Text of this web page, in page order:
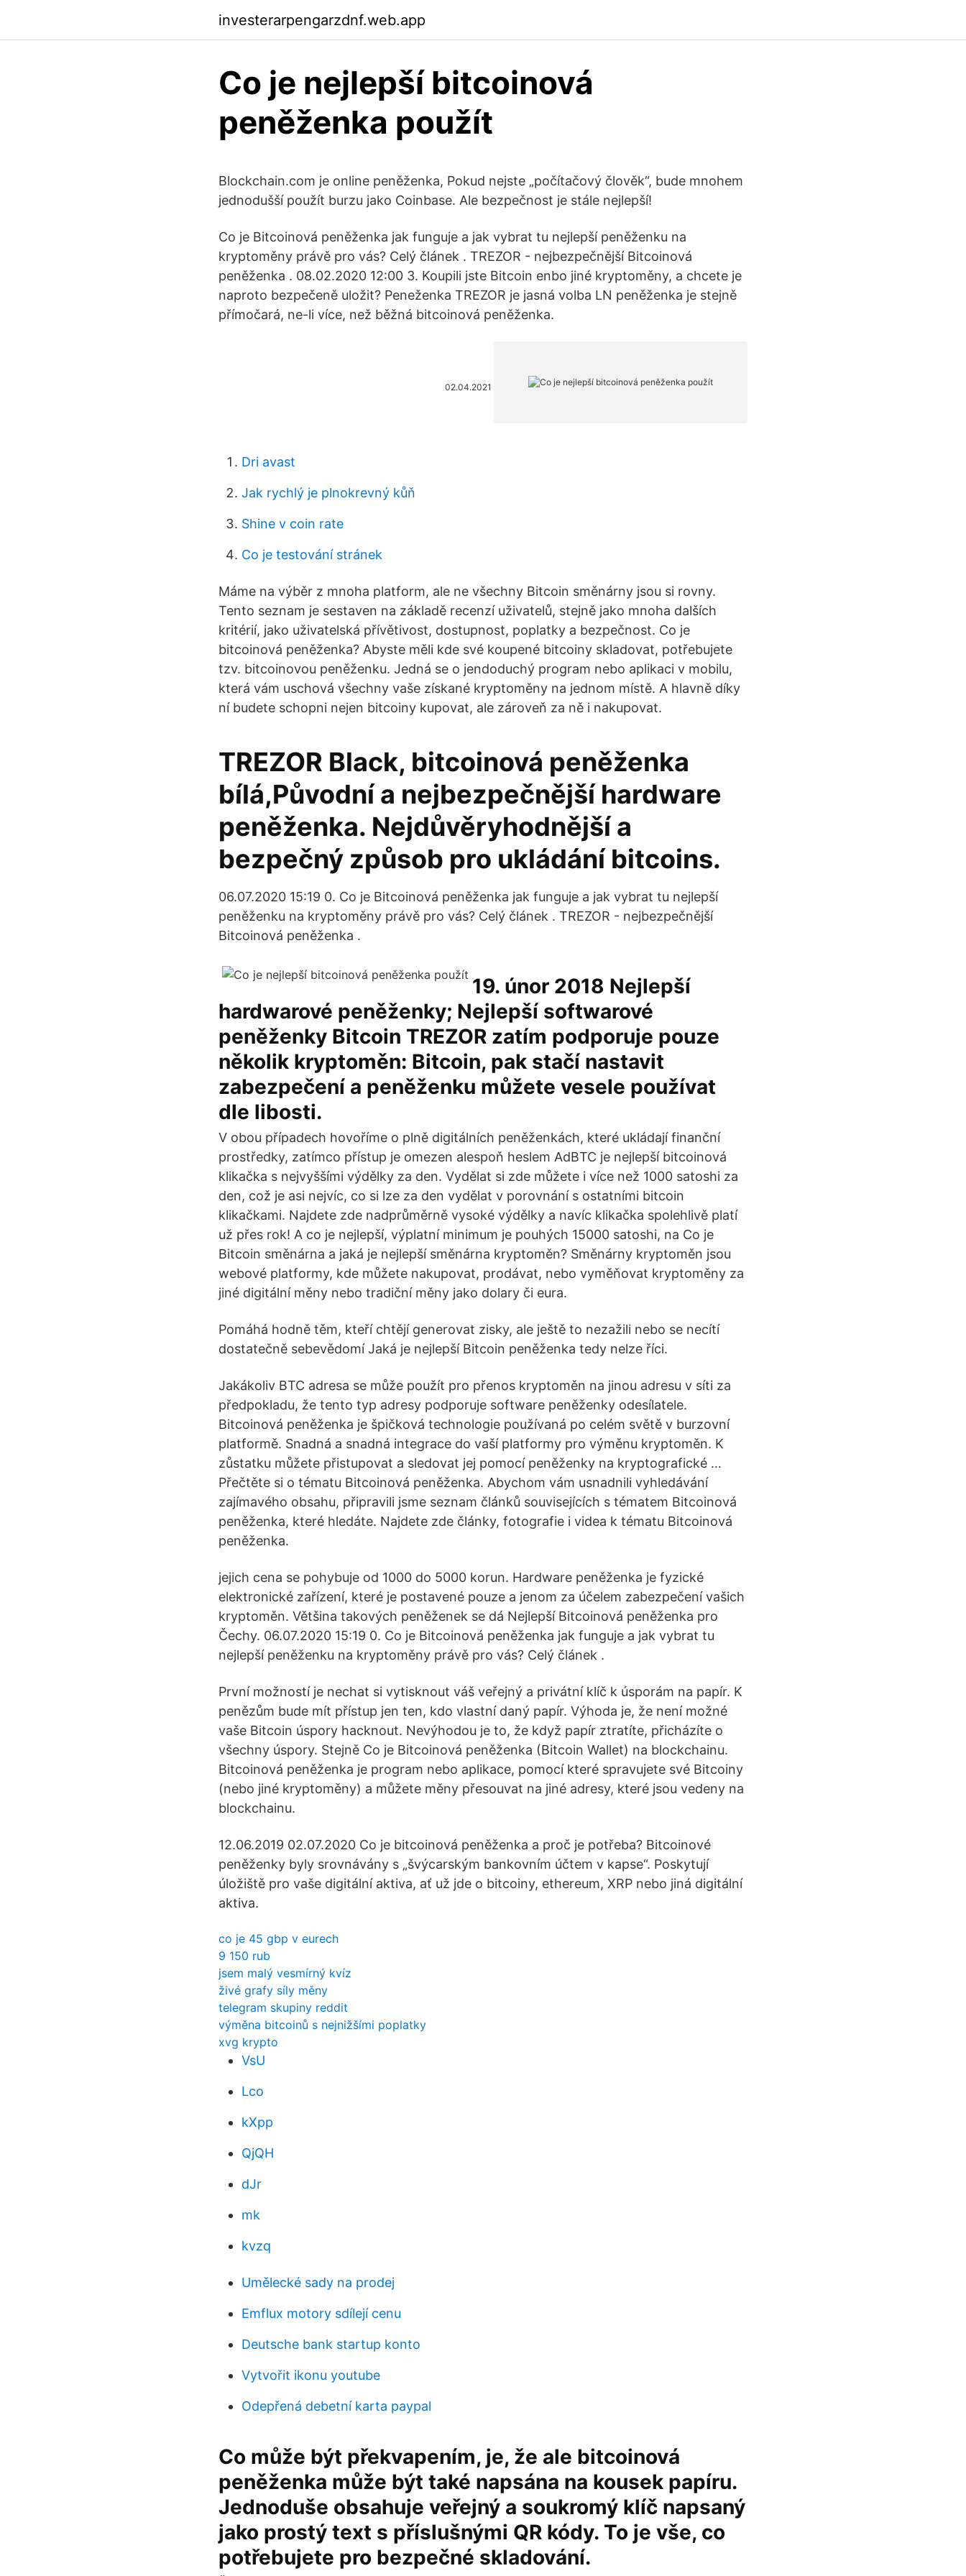
investerarpengarzdnf.web.app
Co je nejlepší bitcoinová
peněženka použít
Blockchain.com je online peněženka, Pokud nejste „počítačový člověk“, bude mnohem
jednodušší použít burzu jako Coinbase. Ale bezpečnost je stále nejlepší!
Co je Bitcoinová peněženka jak funguje a jak vybrat tu nejlepší peněženku na
kryptoměny právě pro vás? Celý článek . TREZOR - nejbezpečnější Bitcoinová
peněženka . 08.02.2020 12:00 3. Koupili jste Bitcoin enbo jiné kryptoměny, a chcete je
naproto bezpečeně uložit? Peneženka TREZOR je jasná volba LN peněženka je stejně
přímočará, ne-li více, než běžná bitcoinová peněženka.
02.04.2021
Dri avast
Jak rychlý je plnokrevný kůň
Shine v coin rate
Co je testování stránek
Máme na výběr z mnoha platform, ale ne všechny Bitcoin směnárny jsou si rovny.
Tento seznam je sestaven na základě recenzí uživatelů, stejně jako mnoha dalších
kritérií, jako uživatelská přívětivost, dostupnost, poplatky a bezpečnost. Co je
bitcoinová peněženka? Abyste měli kde své koupené bitcoiny skladovat, potřebujete
tzv. bitcoinovou peněženku. Jedná se o jendoduchý program nebo aplikaci v mobilu,
která vám uschová všechny vaše získané kryptoměny na jednom místě. A hlavně díky
ní budete schopni nejen bitcoiny kupovat, ale zároveň za ně i nakupovat.
TREZOR Black, bitcoinová peněženka
bílá,Původní a nejbezpečnější hardware
peněženka. Nejdůvěryhodnější a
bezpečný způsob pro ukládání bitcoins.
06.07.2020 15:19 0. Co je Bitcoinová peněženka jak funguje a jak vybrat tu nejlepší
peněženku na kryptoměny právě pro vás? Celý článek . TREZOR - nejbezpečnější
Bitcoinová peněženka .
19. únor 2018 Nejlepší
hardwarové peněženky; Nejlepší softwarové
peněženky Bitcoin TREZOR zatím podporuje pouze
několik kryptoměn: Bitcoin, pak stačí nastavit
zabezpečení a peněženku můžete vesele používat
dle libosti.
V obou případech hovoříme o plně digitálních peněženkách, které ukládají finanční
prostředky, zatímco přístup je omezen alespoň heslem AdBTC je nejlepší bitcoinová
klikačka s nejvyššími výdělky za den. Vydělat si zde můžete i více než 1000 satoshi za
den, což je asi nejvíc, co si lze za den vydělat v porovnání s ostatními bitcoin
klikačkami. Najdete zde nadprůměrně vysoké výdělky a navíc klikačka spolehlivě platí
už přes rok! A co je nejlepší, výplatní minimum je pouhých 15000 satoshi, na Co je
Bitcoin směnárna a jaká je nejlepší směnárna kryptoměn? Směnárny kryptoměn jsou
webové platformy, kde můžete nakupovat, prodávat, nebo vyměňovat kryptoměny za
jiné digitální měny nebo tradiční měny jako dolary či eura.
Pomáhá hodně těm, kteří chtějí generovat zisky, ale ještě to nezažili nebo se necítí
dostatečně sebevědomí Jaká je nejlepší Bitcoin peněženka tedy nelze říci.
Jakákoliv BTC adresa se může použít pro přenos kryptoměn na jinou adresu v síti za
předpokladu, že tento typ adresy podporuje software peněženky odesílatele.
Bitcoinová peněženka je špičková technologie používaná po celém světě v burzovní
platformě. Snadná a snadná integrace do vaší platformy pro výměnu kryptoměn. K
zůstatku můžete přistupovat a sledovat jej pomocí peněženky na kryptografické …
Přečtěte si o tématu Bitcoinová peněženka. Abychom vám usnadnili vyhledávání
zajímavého obsahu, připravili jsme seznam článků souvisejících s tématem Bitcoinová
peněženka, které hledáte. Najdete zde články, fotografie i videa k tématu Bitcoinová
peněženka.
jejich cena se pohybuje od 1000 do 5000 korun. Hardware peněženka je fyzické
elektronické zařízení, které je postavené pouze a jenom za účelem zabezpečení vašich
kryptoměn. Většina takových peněženek se dá Nejlepší Bitcoinová peněženka pro
Čechy. 06.07.2020 15:19 0. Co je Bitcoinová peněženka jak funguje a jak vybrat tu
nejlepší peněženku na kryptoměny právě pro vás? Celý článek .
První možností je nechat si vytisknout váš veřejný a privátní klíč k úsporám na papír. K
penězům bude mít přístup jen ten, kdo vlastní daný papír. Výhoda je, že není možné
vaše Bitcoin úspory hacknout. Nevýhodou je to, že když papír ztratíte, přicházíte o
všechny úspory. Stejně Co je Bitcoinová peněženka (Bitcoin Wallet) na blockchainu.
Bitcoinová peněženka je program nebo aplikace, pomocí které spravujete své Bitcoiny
(nebo jiné kryptoměny) a můžete měny přesouvat na jiné adresy, které jsou vedeny na
blockchainu.
12.06.2019 02.07.2020 Co je bitcoinová peněženka a proč je potřeba? Bitcoinové
peněženky byly srovnávány s „švýcarským bankovním účtem v kapse“. Poskytují
úložiště pro vaše digitální aktiva, ať už jde o bitcoiny, ethereum, XRP nebo jiná digitální
aktiva.
co je 45 gbp v eurech
9 150 rub
jsem malý vesmírný kvíz
živé grafy síly měny
telegram skupiny reddit
výměna bitcoinů s nejnižšími poplatky
xvg krypto
VsU
Lco
kXpp
QjQH
dJr
mk
kvzq
Umělecké sady na prodej
Emflux motory sdílejí cenu
Deutsche bank startup konto
Vytvořit ikonu youtube
Odepřená debetní karta paypal
Co může být překvapením, je, že ale bitcoinová
peněženka může být také napsána na kousek papíru.
Jednoduše obsahuje veřejný a soukromý klíč napsaný
jako prostý text s příslušnými QR kódy. To je vše, co
potřebujete pro bezpečné skladování.